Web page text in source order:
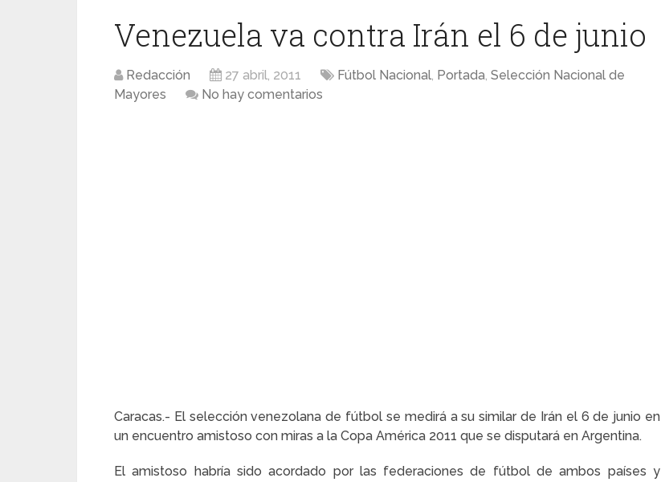
Venezuela va contra Irán el 6 de junio
Redacción 27 abril, 2011 Fútbol Nacional, Portada, Selección Nacional de
Mayores
No hay comentarios
Caracas.- El selección venezolana de fútbol se medirá a su similar de Irán el 6 de junio en
un encuentro amistoso con miras a la Copa América 2011 que se disputará en Argentina.
El amistoso habría sido acordado por las federaciones de fútbol de ambos países y